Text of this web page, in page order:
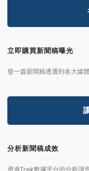
立即購買新聞稿曝光
發一篇新聞稿透通到各大媒
分析新聞稿成效